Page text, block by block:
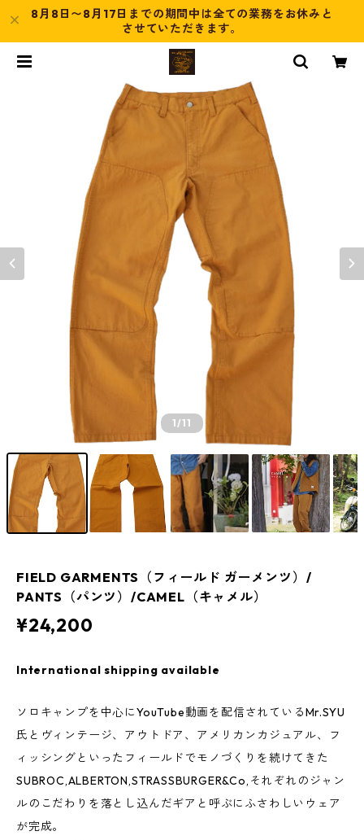
8月8日〜8月17日までの期間中は全ての業務をお休みと
させていただきます。
1/11
FIELD GARMENTS（フィールド ガーメンツ）/
PANTS（パンツ）/CAMEL（キャメル）
¥24,200
International shipping available
ソロキャンプを中心にYouTube動画を配信されているMr.SYU
氏とヴィンテージ、アウトドア、アメリカンカジュアル、フ
ィッシングといったフィールドでモノづくりを続けてきた
SUBROC,ALBERTON,STRASSBURGER&Co,それぞれのジャン
ルのこだわりを落とし込んだギアと呼ぶにふさわしいウェア
が完成。